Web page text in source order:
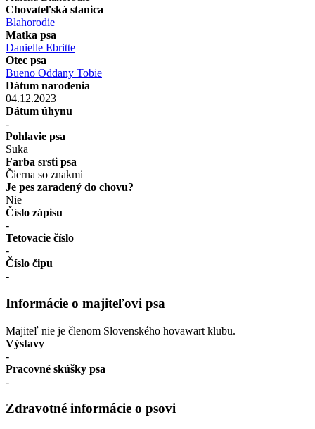
Chovateľská stanica
Blahorodie
Matka psa
Danielle Ebritte
Otec psa
Bueno Oddany Tobie
Dátum narodenia
04.12.2023
Dátum úhynu
-
Pohlavie psa
Suka
Farba srsti psa
Čierna so znakmi
Je pes zaradený do chovu?
Nie
Číslo zápisu
-
Tetovacie číslo
-
Číslo čipu
-
Informácie o majiteľovi psa
Majiteľ nie je členom Slovenského hovawart klubu.
Výstavy
-
Pracovné skúšky psa
-
Zdravotné informácie o psovi